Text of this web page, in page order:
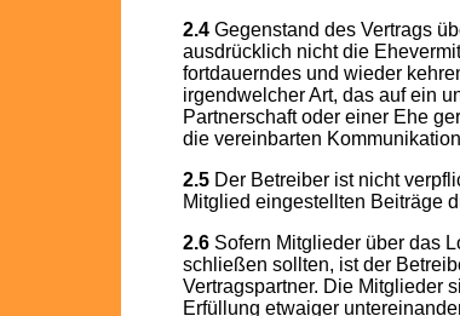
2.4 Gegenstand des Vertrags
ausdrücklich nicht die
fortdauerndes und wieder
irgendwelcher Art, das auf ein
Partnerschaft oder einer Ehe
die vereinbarten
2.5 Der Betreiber ist nicht
Mitglied eingestellten Beiträge
2.6 Sofern Mitglieder über das
schließen sollten, ist der
Vertragspartner. Die Mitglieder
Erfüllung etwaiger